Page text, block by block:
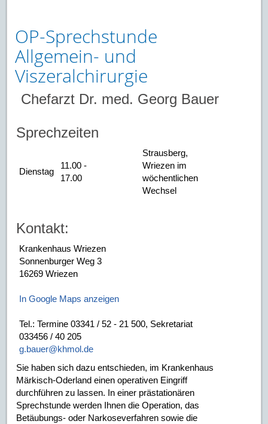
OP-Sprechstunde
Allgemein- und
Viszeralchirurgie
Chefarzt Dr. med. Georg Bauer
Sprechzeiten
Dienstag
11.00 -
17.00
Strausberg,
Wriezen im
wöchentlichen
Wechsel
Kontakt:
Krankenhaus Wriezen
Sonnenburger Weg 3
16269 Wriezen
In Google Maps anzeigen
Tel.: Termine 03341 / 52 - 21 500, Sekretariat
033456 / 40 205
g.bauer@khmol.de
Sie haben sich dazu entschieden, im Krankenhaus
Märkisch-Oderland einen operativen Eingriff
durchführen zu lassen. In einer prästationären
Sprechstunde werden Ihnen die Operation, das
Betäubungs- oder Narkoseverfahren sowie die